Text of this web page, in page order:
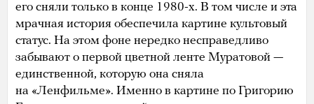
его сняли только в конце 1980-х. В том числе и эта
мрачная история обеспечила картине культовый
статус. На этом фоне нередко несправедливо
забывают о первой цветной ленте Муратовой —
единственной, которую она сняла
на «Ленфильме». Именно в картине по Григорию